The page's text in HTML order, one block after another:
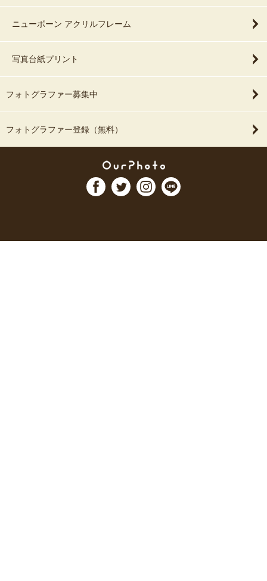
ニューボーン アクリルフレーム
写真台紙プリント
フォトグラファー募集中
フォトグラファー登録（無料）